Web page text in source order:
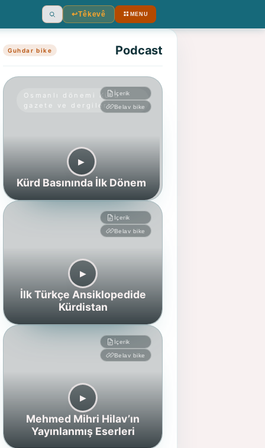
Ara ↩︎Têkevê MENU
Guhdar bike Podcast
Osmanlı dönemi Kürd
gazete ve dergileri
İçerik
Belav bike
▶︎
Kürd Basınında İlk Dönem
İçerik
Belav bike
▶︎
İlk Türkçe Ansiklopedide
Kürdistan
İçerik
Belav bike
▶︎
Mehmed Mihri Hilav’ın
Yayınlanmış Eserleri